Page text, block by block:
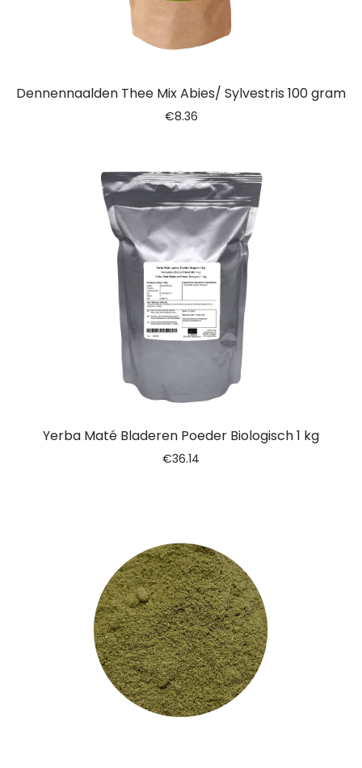
Dennennaalden Thee Mix Abies/ Sylvestris 100 gram
€8.36
Yerba Maté Bladeren Poeder Biologisch 1 kg
€36.14